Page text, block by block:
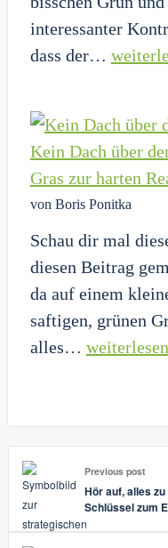
interessanter
dass der… Kool
24
Gesetze
–
Wenn
der
King
of
Rap
zum
Kein Dach über
Gras zur harten
von Boris Ponitka
Schau dir mal
diesen Beitrag
da auf einem
saftigen, grünen
alles… Kein
Wenn
das
grüne
weiterlesen
Previous post
Hör auf, alles
Schlüssel zum